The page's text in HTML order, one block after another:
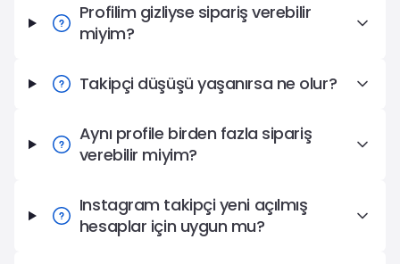
Profilim gizliyse sipariş verebilir
miyim?
Takipçi düşüşü yaşanırsa ne olur?
Aynı profile birden fazla sipariş
verebilir miyim?
Instagram takipçi yeni açılmış
hesaplar için uygun mu?